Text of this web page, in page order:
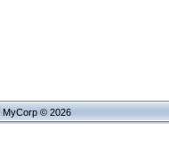
MyCorp © 2026